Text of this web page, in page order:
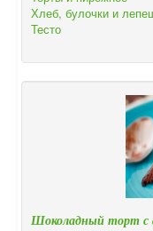
Хлеб, булочки и
Тесто
Шоколадный торт с